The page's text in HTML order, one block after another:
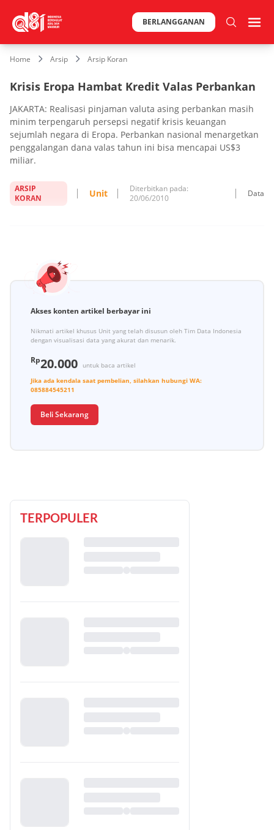
BERLANGGANAN
Home Arsip Arsip Koran
Krisis Eropa Hambat Kredit Valas Perbankan
JAKARTA: Realisasi pinjaman valuta asing perbankan masih
minim terpengaruh persepsi negatif krisis keuangan
sejumlah negara di Eropa. Perbankan nasional menargetkan
penggalangan dana valas tahun ini bisa mencapai US$3
miliar.
ARSIP
KORAN
Unit
Diterbitkan pada:
20/06/2010
Data
Akses konten artikel berbayar ini
Nikmati artikel khusus Unit yang telah disusun oleh Tim Data Indonesia
dengan visualisasi data yang akurat dan menarik.
Rp20.000
untuk baca artikel
Jika ada kendala saat pembelian, silahkan hubungi WA:
085884545211
Beli Sekarang
TERPOPULER